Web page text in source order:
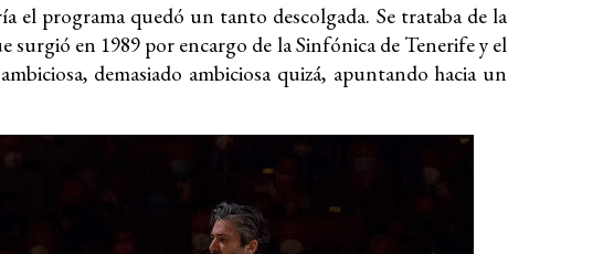
el programa quedó un tanto descolgada. Se trataba de la
surgió en 1989 por encargo de la Sinfónica de Tenerife y el
demasiado ambiciosa quizá, apuntando hacia un